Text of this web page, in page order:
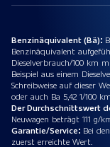
Benzinäquivalent (Bä):
Benzinäquivalent
Dieselverbrauch/100 km
Beispiel aus einem
Schreibweise auf dieser
oder auch Ba 5,42 1/100
Der Durchschnittswert
Neuwagen beträgt 111 g/
Garantie/Service: Bei
zuerst erreichte Wert.